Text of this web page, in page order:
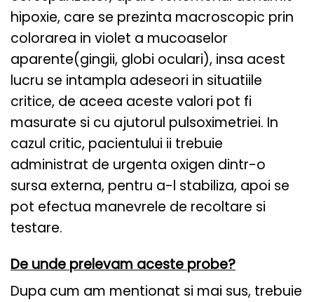
hipoxie, care se prezinta macroscopic prin
colorarea in violet a mucoaselor
aparente(gingii, globi oculari), insa acest
lucru se intampla adeseori in situatiile
critice, de aceea aceste valori pot fi
masurate si cu ajutorul pulsoximetriei. In
cazul critic, pacientului ii trebuie
administrat de urgenta oxigen dintr-o
sursa externa, pentru a-l stabiliza, apoi se
pot efectua manevrele de recoltare si
testare.
De unde prelevam aceste probe?
Dupa cum am mentionat si mai sus, trebuie